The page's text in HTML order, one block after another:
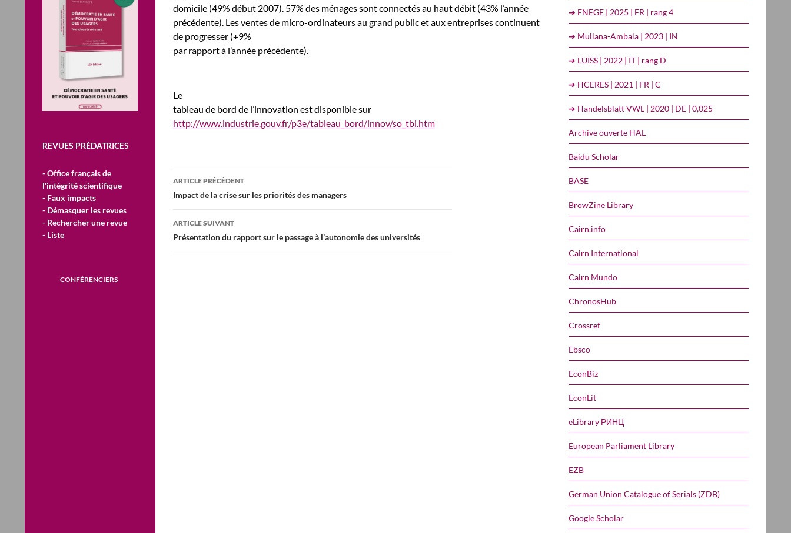
domicile (49% début 2007). 57% des ménages sont connectés au haut débit (43% l’année
précédente). Les ventes de micro-ordinateurs au grand public et aux entreprises continuent
de progresser (+9%
par rapport à l’année précédente).
Le
tableau de bord de l’innovation est disponible sur
http://www.industrie.gouv.fr/p3e/tableau_bord/innov/so_tbi.htm
Navigation
des
articles
ARTICLE PRÉCÉDENT
Impact de la crise sur les priorités des managers
ARTICLE SUIVANT
Présentation du rapport sur le passage à l’autonomie des universités
➔ FNEGE | 2025 | FR | rang 4
➔ Mullana-Ambala | 2023 | IN
➔ LUISS | 2022 | IT | rang D
➔ HCERES | 2021 | FR | C
➔ Handelsblatt VWL | 2020 | DE | 0,025
Archive ouverte HAL
Baidu Scholar
BASE
BrowZine Library
Cairn.info
Cairn International
Cairn Mundo
ChronosHub
Crossref
Ebsco
EconBiz
EconLit
eLibrary РИНЦ
European Parliament Library
EZB
German Union Catalogue of Serials (ZDB)
Google Scholar
REVUES PRÉDATRICES
- Office français de
l'intégrité scientifique
- Faux impacts
- Démasquer les revues
- Rechercher une revue
- Liste
CONFÉRENCIERS